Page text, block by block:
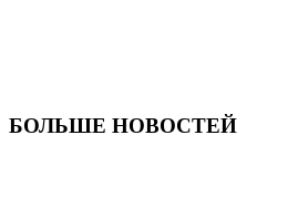
БОЛЬШЕ НОВОСТЕЙ